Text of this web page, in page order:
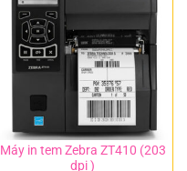
Máy in tem Zebra ZT410 (203
dpi )